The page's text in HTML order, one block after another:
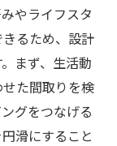
やライフスタ
るため、設計
まず、生活動
た間取りを検
グをつなげる
滑にすること